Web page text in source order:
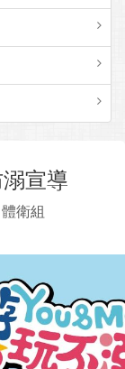
宣導
衛組